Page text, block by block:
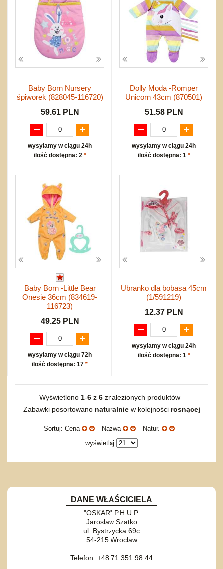
Baby Born Nursery
śpiworek (828045-116720)
59.61 PLN
wysyłamy w ciągu 24h
ilość dostępna: 2 *
Dolly Moda -Romper
Unicorn 43cm (870501)
51.58 PLN
wysyłamy w ciągu 24h
ilość dostępna: 1 *
Baby Born -Little Bear
Onesie 36cm (834619-
116723)
49.25 PLN
wysyłamy w ciągu 72h
ilość dostępna: 17 *
Ubranko dla bobasa 45cm
(1/591219)
12.37 PLN
wysyłamy w ciągu 24h
ilość dostępna: 1 *
Wyświetlono 1-6z 6znalezionych produktów
Zabawki posortowano naturalniew kolejności rosnącej
Sortuj: Cena Nazwa
Natur.
wyświetlaj
DANE WŁAŚCICIELA
"OSKAR" P.H.U.P.
Jarosław Szatko
ul. Bystrzycka 69c
54-215 Wrocław
Telefon: +48 71 351 98 44